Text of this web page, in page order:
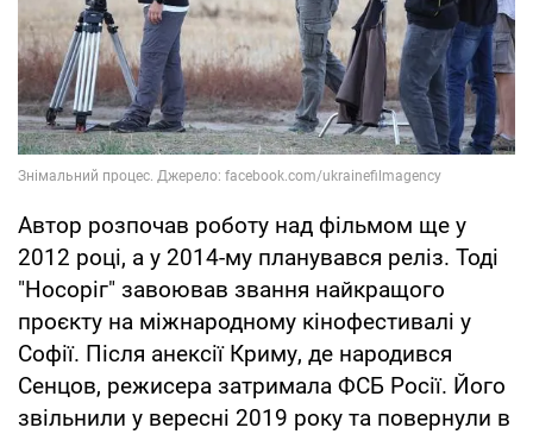
Автор розпочав роботу над фільмом ще у
2012 році, а у 2014-му планувався реліз. Тоді
"Носоріг" завоював звання найкращого
проєкту на міжнародному кінофестивалі у
Софії. Після анексії Криму, де народився
Сенцов, режисера затримала ФСБ Росії. Його
звільнили у вересні 2019 року та повернули в